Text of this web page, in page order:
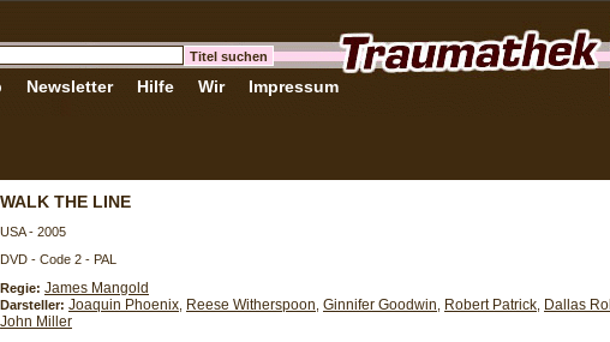
Newsletter Hilfe Wir Impressum
WALK THE LINE
USA - 2005
DVD - Code 2 - PAL
Regie: James Mangold
Darsteller: Joaquin Phoenix Reese Witherspoon Ginnifer Goodwin Robert Patrick Dallas
John Miller